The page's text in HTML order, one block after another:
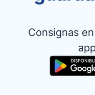
Consignas